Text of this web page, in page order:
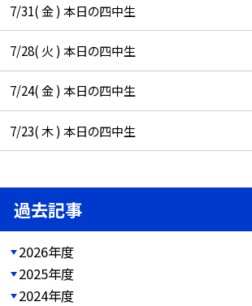
7/31( 金 ) 本日の四中生
7/28( 火 ) 本日の四中生
7/24( 金 ) 本日の四中生
7/23( 木 ) 本日の四中生
過去記事
2026年度
2025年度
2024年度